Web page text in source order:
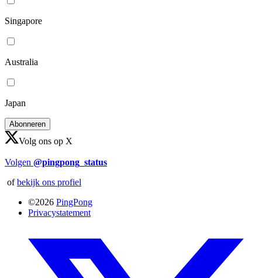
Singapore
Australia
Japan
Volg ons op X
Volgen @pingpong_status
ofbekijk ons profiel
©2026 PingPong
Privacystatement